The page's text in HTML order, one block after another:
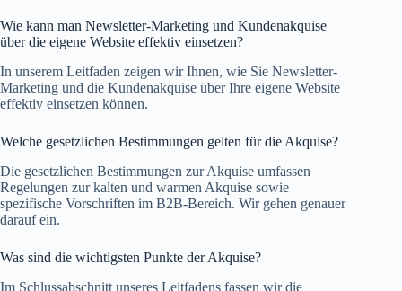
Wie kann man Newsletter-Marketing und Kundenakquise
über die eigene Website effektiv einsetzen?
In unserem Leitfaden zeigen wir Ihnen, wie Sie Newsletter-
Marketing und die Kundenakquise über Ihre eigene Website
effektiv einsetzen können.
Welche gesetzlichen Bestimmungen gelten für die Akquise?
Die gesetzlichen Bestimmungen zur Akquise umfassen
Regelungen zur kalten und warmen Akquise sowie
spezifische Vorschriften im B2B-Bereich. Wir gehen genauer
darauf ein.
Was sind die wichtigsten Punkte der Akquise?
Im Schlussabschnitt unseres Leitfadens fassen wir die